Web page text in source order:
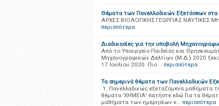
Θέματα των Πανελλαδικών Εξετάσεων
ΑΡΧΕΣ ΒΙΟΛΟΓΙΚΗΣ ΓΕΩΡΓΙΑΣ ΝΑΥΤΙΚΕΣ
περισσότερα
Διαδικασίες για την υποβολή
Από το Υπουργείο Παιδείας και
Μηχανογραφικών Δελτίων (Μ.Δ.) 2020
17 Ιουλίου 2020. Πιο … περισσότερα
Τα σημερινά θέματα των Πανελλαδικών
1. Πανελλαδικώς εξεταζόμενα μαθήματα
θέματα 'ΧΗΜΕΙΑ' πατήστε εδώ Για τα
μαθήματα των ημερησίων κ… περισσότερα